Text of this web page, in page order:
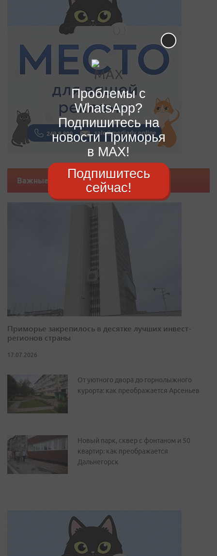
Важные новости
Приморье закрепилось в десятке лучших инвест-
регионов страны
17.07.2026
От уютного двора до горнолыжного
курорта: как преображается Арсеньев
Новый парк, сквер с фонтаном и 50
квартир: как преображается
Дальнегорск
Проблемы с
WhatsApp?
Подпишитесь на
новости Приморья
в MAX!
Подпишитесь
сейчас!